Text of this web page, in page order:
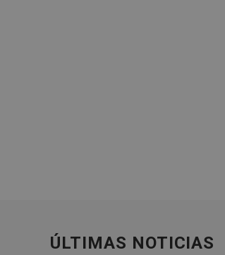
ÚLTIMAS NOTICIAS